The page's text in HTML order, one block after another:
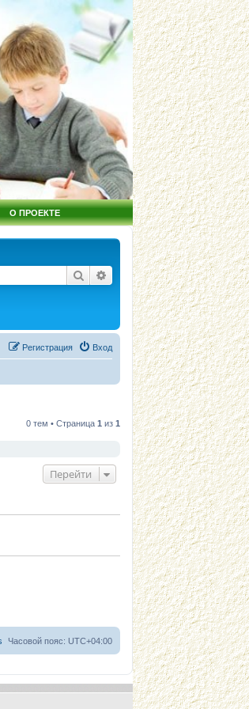
О ПРОЕКТЕ
Поиск Расширенный поиск
Вход
Регистрация
0 тем • Страница 1 из 1
Перейти
Часовой пояс: UTC+04:00